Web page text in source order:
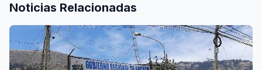
Noticias Relacionadas